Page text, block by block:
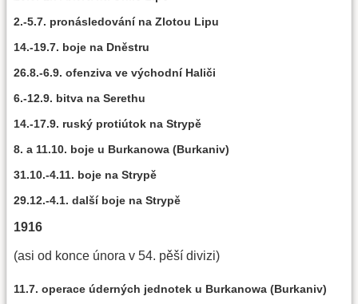
2.-5.7. pronásledování na Zlotou Lipu
14.-19.7. boje na Dněstru
26.8.-6.9. ofenziva ve východní Haliči
6.-12.9. bitva na Serethu
14.-17.9. ruský protiútok na Strypě
8. a 11.10. boje u Burkanowa (Burkaniv)
31.10.-4.11. boje na Strypě
29.12.-4.1. další boje na Strypě
1916
(asi od konce února v 54. pěší divizi)
11.7. operace úderných jednotek u Burkanowa (Burkaniv)